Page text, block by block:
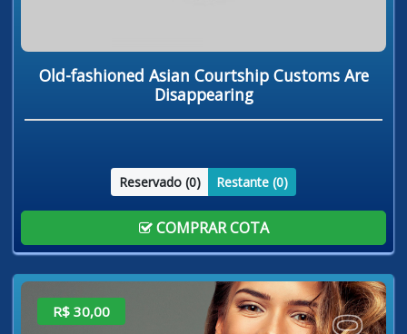
Old-fashioned Asian Courtship Customs Are
Disappearing
Reservado (0) Restante (0)
COMPRAR COTA
R$ 30,00